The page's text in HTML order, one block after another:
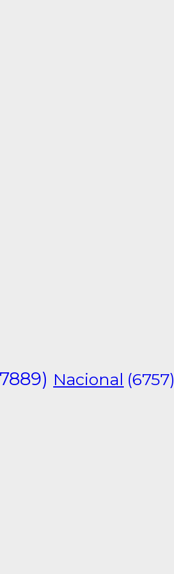
Nacional (6757)